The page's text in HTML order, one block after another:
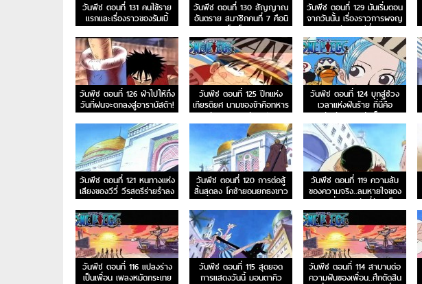
วันพีช ตอนที่ 131 คนไข้ราย
แรกและเรื่องราวของรัมเบิ้
ลบอล
วันพีช ตอนที่ 130 สัญญาณ
อันตราย สมาชิกคนที่ 7 คือนิ
โค โรบิน
วันพีช ตอนที่ 129 มันเริ่มตอน
จากวันนั้น เรื่องราวการผจญ
ภัยของวีวี่
วันพีช ตอนที่ 126 ฝ่าไปให้ถึง
วันที่ฝนจะตกลงสู่อาราบัสต้า!
วันพีช ตอนที่ 125 ปีกแห่ง
เกียรติยศ นามของข้าคือทหาร
รักษาอาณาจักรเปรู
วันพีช ตอนที่ 124 บุกสู่ช่วง
เวลาแห่งฝันร้าย ที่นี่คือ
ฐานทัพลับของกลุ่มเม็ดทราย
วันพีช ตอนที่ 121 หนทางแห่ง
เสียงของวีวี่ วีรสตรีร่ายรำลง
มาแล้ว
วันพีช ตอนที่ 120 การต่อสู้
สิ้นสุดลง โคซ่ายอมยกธงขาว
วันพีช ตอนที่ 119 ความลับ
ของความจริง..ลมหายใจของ
สรรพสิ่งและพลังที่ตัดเหล็ก
วันพีช ตอนที่ 116 แปลงร่าง
เป็นเพื่อน เพลงหมัดกระเทย
วันพีช ตอนที่ 115 สุดยอด
การแสดงวันนี้ มอนตาคิว
วันพีช ตอนที่ 114 สาบานต่อ
ความฝันของเพื่อน..ศึกตัดสิน